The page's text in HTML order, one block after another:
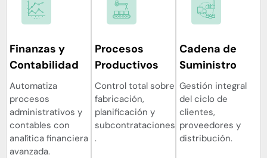
Finanzas y
Contabilidad
Automatiza
procesos
administrativos y
contables con
analítica financiera
avanzada.
Procesos
Productivos
Control total sobre
fabricación,
planificación y
subcontrataciones
.
Cadena de
Suministro
Gestión integral
del ciclo de
clientes,
proveedores y
distribución.